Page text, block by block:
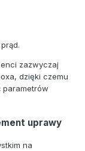
zazwyczaj
dzięki czemu
parametrów
uprawy
na